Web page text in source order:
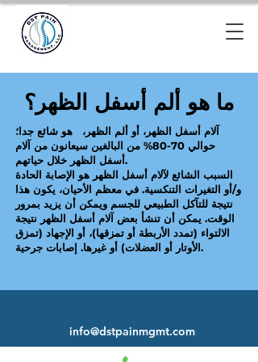
ما هو ألم أسفل الظهر؟
آلام أسفل الظهر، أو ألم الظهر، هو شائع جدا؛
حوالي 70-80% من البالغين سيعانون من آلام
أسفل الظهر خلال حياتهم.
السبب الشائع لآلام أسفل الظهر هو الإصابة الحادة
و/أو التغيرات التنكسية. في معظم الأحيان، يكون هذا
نتيجة للتآكل الطبيعي للجسم ويمكن أن يزيد بمرور
الوقت. يمكن أن تنشأ بعض آلام أسفل الظهر نتيجة
الالتواء (تمدد الأربطة أو تمزقها)، أو الإجهاد (تمزق
الأوتار أو العضلات) أو غيرها. إصابات جرحية.
info@dstpainmgmt.com